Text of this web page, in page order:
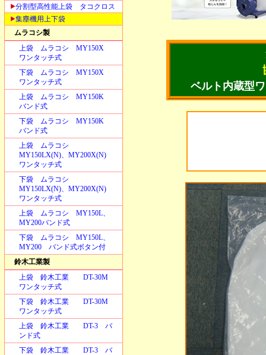
分割型高性能上袋 タコクロス
集塵機用上下袋
ムラコシ製
上袋 ムラコシ MY150X
ワンタッチ式
下袋 ムラコシ MY150X
ワンタッチ式
上袋 ムラコシ MY150K
バンド式
下袋 ムラコシ MY150K
バンド式
上袋 ムラコシ
MY150LX(N)、MY200X(N)
ワンタッチ式
下袋 ムラコシ
MY150LX(N)、MY200X(N)
ワンタッチ式
上袋 ムラコシ MY150L、
MY200バンド式
下袋 ムラコシ MY150L、
MY200 バンド式ボタン付
鈴木工業製
上袋 鈴木工業 DT-30M
ワンタッチ式
下袋 鈴木工業 DT-30M
ワンタッチ式
上袋 鈴木工業 DT-3 バ
ンド式
下袋 鈴木工業 DT-3 バ
ベルト内蔵型